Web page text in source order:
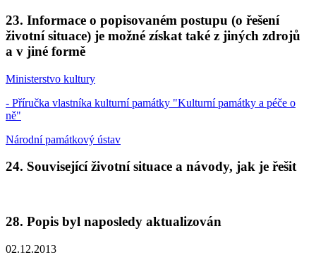
23. Informace o popisovaném postupu (o řešení
životní situace) je možné získat také z jiných zdrojů
a v jiné formě
Ministerstvo kultury
- Příručka vlastníka kulturní památky "Kulturní památky a péče o
ně"
Národní památkový ústav
24. Související životní situace a návody, jak je řešit
28. Popis byl naposledy aktualizován
02.12.2013